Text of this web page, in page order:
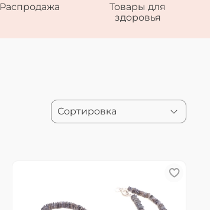
Распродажа
Товары для
здоровья